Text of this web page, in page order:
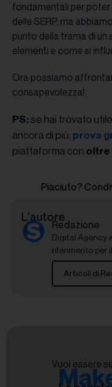
fondamentali per poter
delle SERP, ma
punto della trama di
elementi e come si
Ora possiamo
consapevolezza!
PS:se hai trovato
ancora di più, prova
piattaforma con oltre
Piaciuto?
L'autore
Redazione
Digital Agency
riferimento per
Articoli di
Vuoi essere